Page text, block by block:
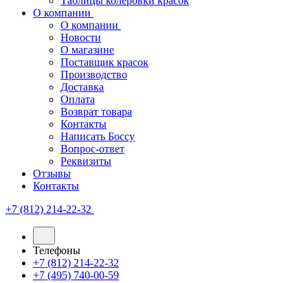
О компании
О компании
Новости
О магазине
Поставщик красок
Производство
Доставка
Оплата
Возврат товара
Контакты
Написать Боссу
Вопрос-ответ
Реквизиты
Отзывы
Контакты
+7 (812) 214-22-32
Телефоны
+7 (812) 214-22-32
+7 (495) 740-00-59